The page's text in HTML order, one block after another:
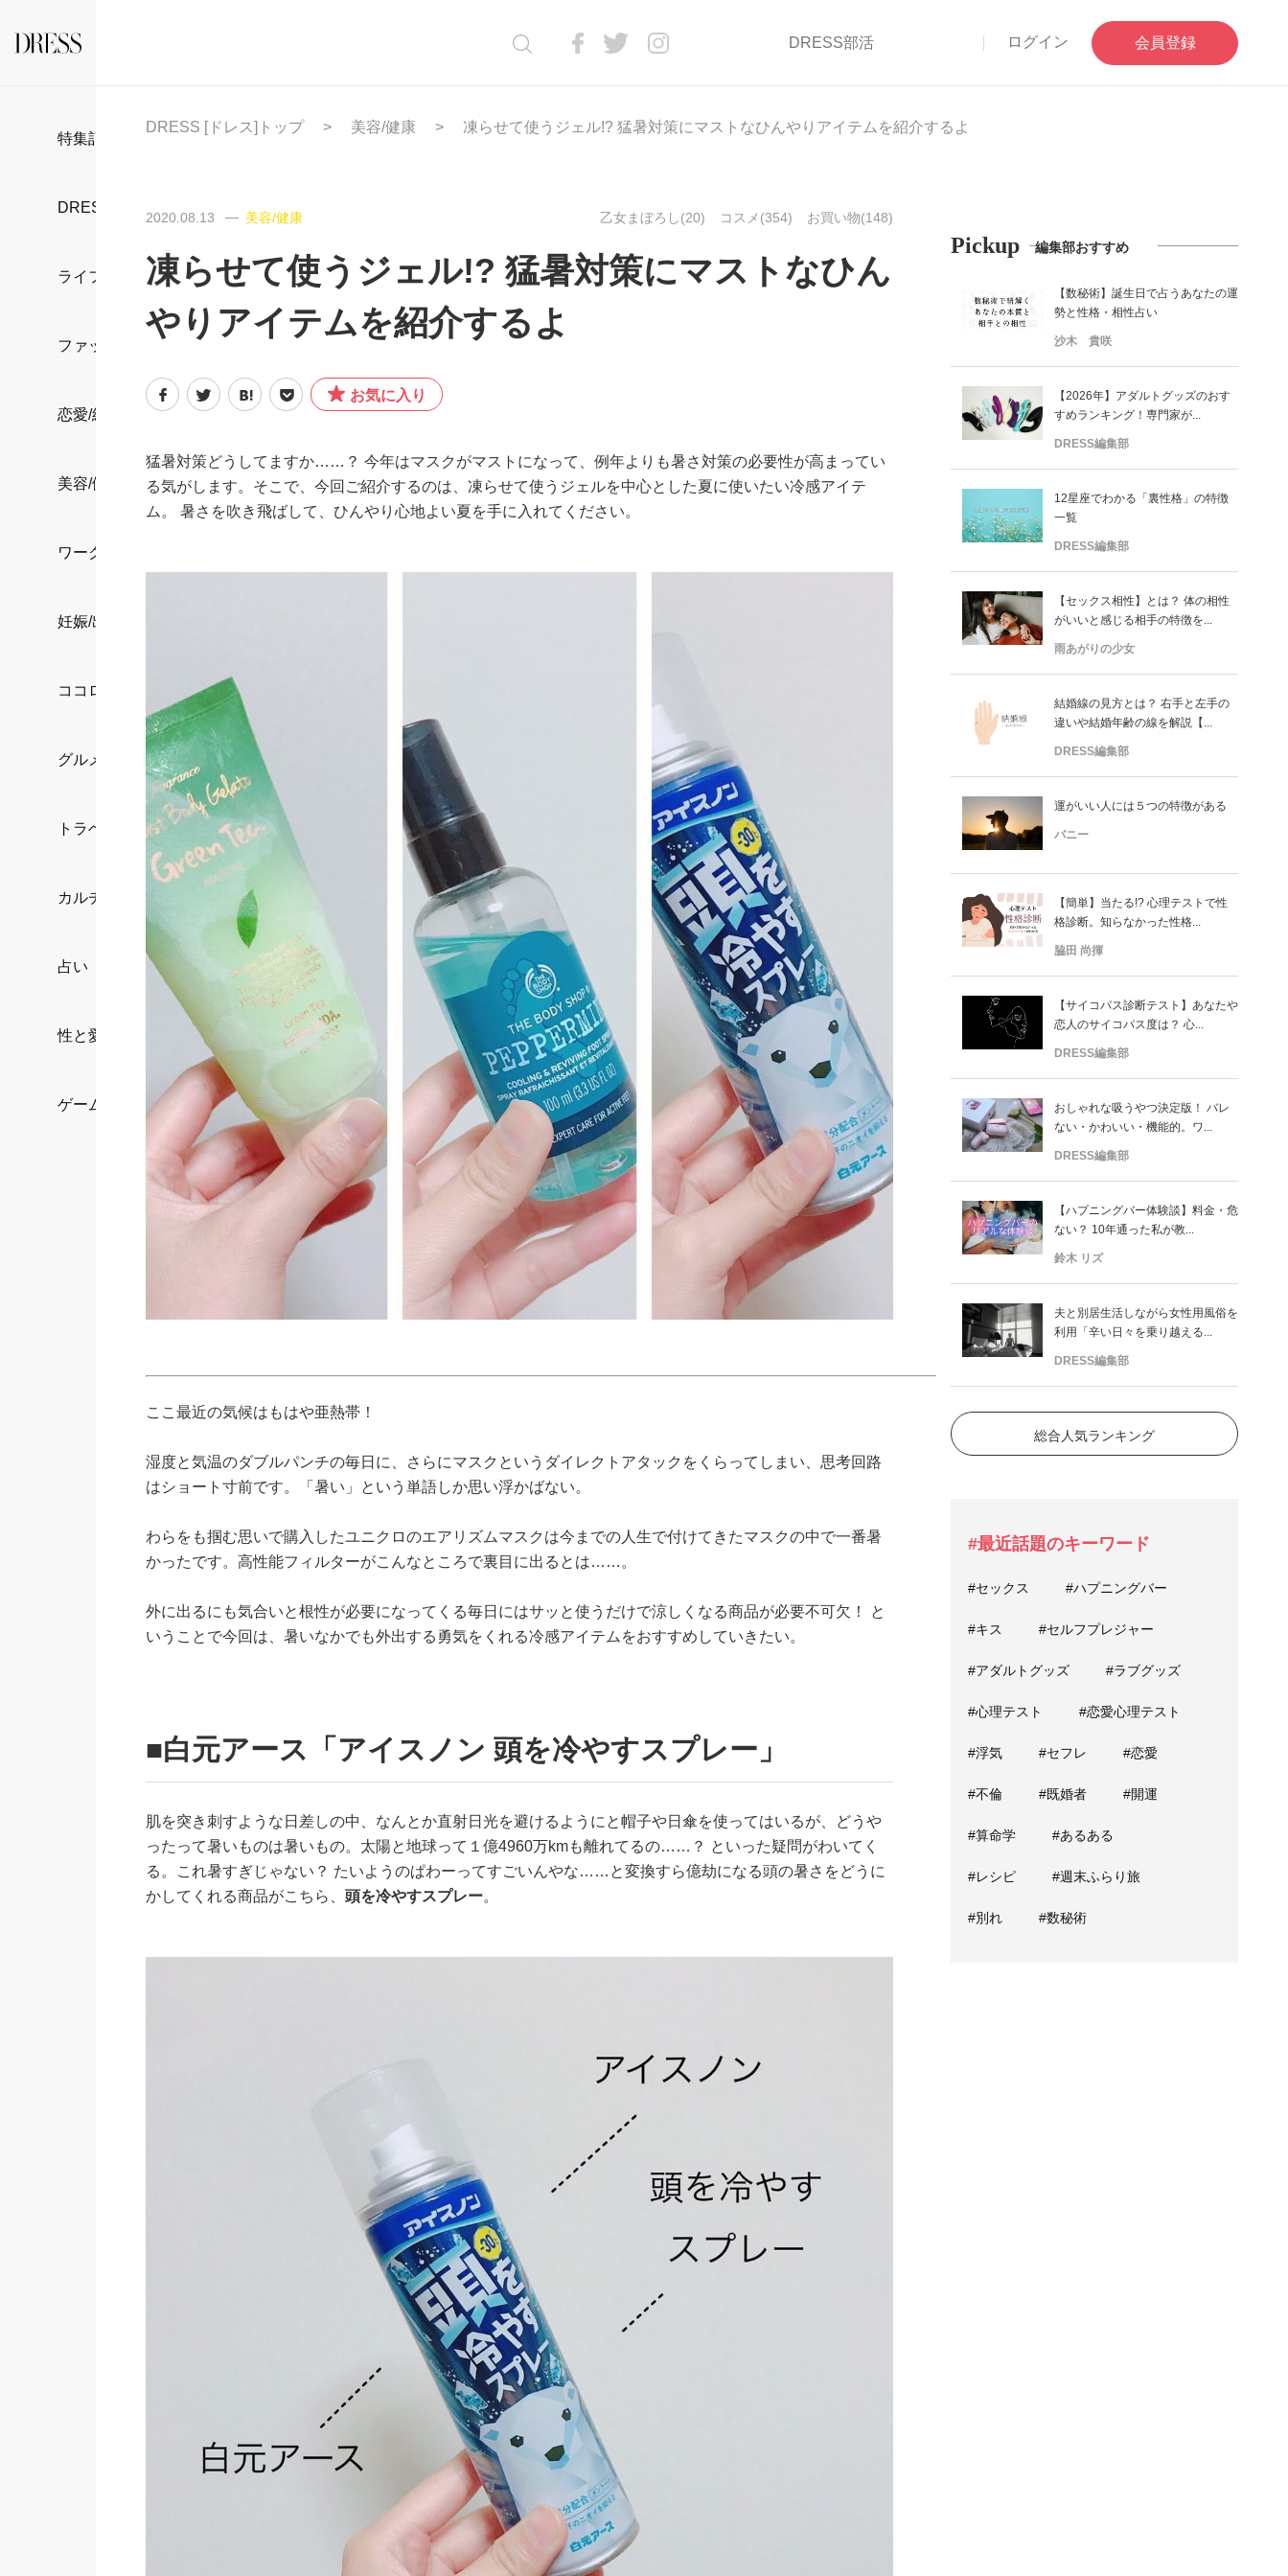
DRESS部活 ログイン 会員登録
特集記事
DRESS部活
ライフスタイル
ファッション
恋愛/結婚/離婚
美容/健康
ワークスタイル
妊娠/出産/家族
ココロ/カラダ
グルメ
トラベル
カルチャー/エンタメ
占い
性と愛
ゲーム
DRESS [ドレス]トップ 美容/健康 凍らせて使うジェル!? 猛暑対策にマストなひんやりアイテムを紹介するよ
2020.08.13 美容/健康 乙女まぼろし(20) コスメ(354) お買い物(148)
凍らせて使うジェル!? 猛暑対策にマストなひん
やりアイテムを紹介するよ
お気に入り
猛暑対策どうしてますか……？ 今年はマスクがマストになって、例年よりも暑さ対策の必要性が高まってい
る気がします。そこで、今回ご紹介するのは、凍らせて使うジェルを中心とした夏に使いたい冷感アイテ
ム。 暑さを吹き飛ばして、ひんやり心地よい夏を手に入れてください。
ここ最近の気候はもはや亜熱帯！
湿度と気温のダブルパンチの毎日に、さらにマスクというダイレクトアタックをくらってしまい、思考回路
はショート寸前です。「暑い」という単語しか思い浮かばない。
わらをも掴む思いで購入したユニクロのエアリズムマスクは今までの人生で付けてきたマスクの中で一番暑
かったです。高性能フィルターがこんなところで裏目に出るとは……。
外に出るにも気合いと根性が必要になってくる毎日にはサッと使うだけで涼しくなる商品が必要不可欠！ と
いうことで今回は、暑いなかでも外出する勇気をくれる冷感アイテムをおすすめしていきたい。
■白元アース「アイスノン 頭を冷やすスプレー」
肌を突き刺すような日差しの中、なんとか直射日光を避けるようにと帽子や日傘を使ってはいるが、どうや
ったって暑いものは暑いもの。太陽と地球って１億4960万kmも離れてるの……？ といった疑問がわいてく
る。これ暑すぎじゃない？ たいようのぱわーってすごいんやな……と変換すら億劫になる頭の暑さをどうに
かしてくれる商品がこちら、 頭を冷やすスプレー。
Pickup 編集部おすすめ
【数秘術】誕生日で占うあなたの運
勢と性格・相性占い
沙木 貴咲
【2026年】アダルトグッズのおす
すめランキング！専門家が...
DRESS編集部
12星座でわかる「裏性格」の特徴
一覧
DRESS編集部
【セックス相性】とは？ 体の相性
がいいと感じる相手の特徴を...
雨あがりの少女
結婚線の見方とは？ 右手と左手の
違いや結婚年齢の線を解説【...
DRESS編集部
運がいい人には５つの特徴がある
バニー
【簡単】当たる!? 心理テストで性
格診断。知らなかった性格...
脇田 尚揮
【サイコパス診断テスト】あなたや
恋人のサイコパス度は？ 心...
DRESS編集部
おしゃれな吸うやつ決定版！ バレ
ない・かわいい・機能的。ワ...
DRESS編集部
【ハプニングバー体験談】料金・危
ない？ 10年通った私が教...
鈴木 リズ
夫と別居生活しながら女性用風俗を
利用「辛い日々を乗り越える...
DRESS編集部
総合人気ランキング
#最近話題のキーワード
#セックス #ハプニングバー
#キス #セルフプレジャー
#アダルトグッズ #ラブグッズ
#心理テスト #恋愛心理テスト
#浮気 #セフレ #恋愛
#不倫 #既婚者 #開運
#算命学 #あるある
#レシピ #週末ふらり旅
#別れ #数秘術